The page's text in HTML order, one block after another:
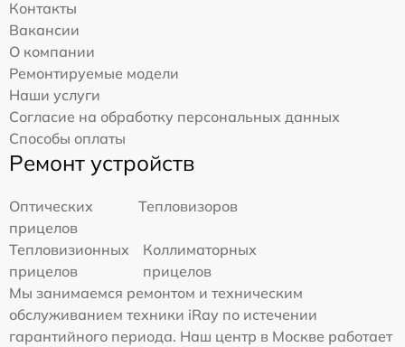
Контакты
Вакансии
О компании
Ремонтируемые модели
Наши услуги
Согласие на обработку персональных данных
Способы оплаты
Ремонт устройств
Оптических
прицелов
Тепловизоров
Тепловизионных
прицелов
Коллиматорных
прицелов
Мы занимаемся ремонтом и техническим
обслуживанием техники iRay по истечении
гарантийного периода. Наш центр в Москве работает